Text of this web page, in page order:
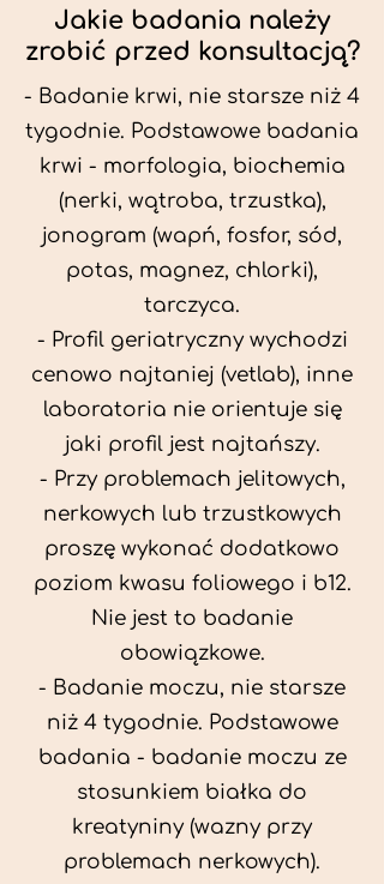
Jakie badania należy
zrobić przed konsultacją?
- Badanie krwi, nie starsze niż 4
tygodnie. Podstawowe badania
krwi - morfologia, biochemia
(nerki, wątroba, trzustka),
jonogram (wapń, fosfor, sód,
potas, magnez, chlorki),
tarczyca.
- Profil geriatryczny wychodzi
cenowo najtaniej (vetlab), inne
laboratoria nie orientuje się
jaki profil jest najtańszy.
- Przy problemach jelitowych,
nerkowych lub trzustkowych
proszę wykonać dodatkowo
poziom kwasu foliowego i b12.
Nie jest to badanie
obowiązkowe.
- Badanie moczu, nie starsze
niż 4 tygodnie. Podstawowe
badania - badanie moczu ze
stosunkiem białka do
kreatyniny (wazny przy
problemach nerkowych).